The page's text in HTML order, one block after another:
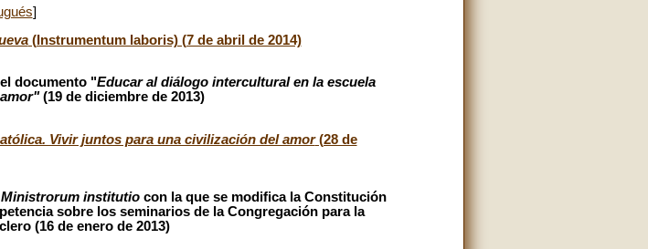
]
(Instrumentum laboris) (7 de abril de 2014)
documento "Educar al diálogo intercultural en la escuela
(19 de diciembre de 2013)
Vivir juntos para una civilización del amor(28 de
Ministrorum institutiocon la que se modifica la Constitución
sobre los seminarios de la Congregación para la
(16 de enero de 2013)